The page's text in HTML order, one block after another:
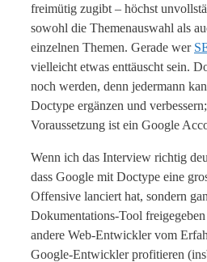
freimütig zugibt – höchst
sowohl die Themenauswahl als
einzelnen Themen. Gerade wer
vielleicht etwas enttäuscht sein.
noch werden, denn jedermann
Doctype ergänzen und
Voraussetzung ist ein Google
Wenn ich das Interview richtig
dass Google mit Doctype eine
Offensive lanciert hat, sondern
Dokumentations-Tool
andere Web-Entwickler vom
Google-Entwickler profitieren